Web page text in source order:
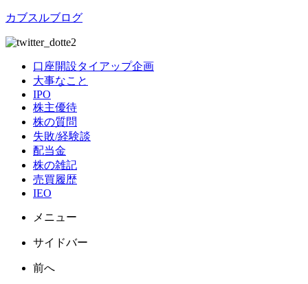
カブスルブログ
口座開設タイアップ企画
大事なこと
IPO
株主優待
株の質問
失敗/経験談
配当金
株の雑記
売買履歴
IEO
メニュー
サイドバー
前へ